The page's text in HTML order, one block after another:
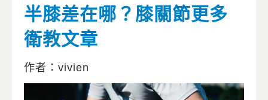
半膝差在哪？膝關節更多
衛教文章
作者：vivien